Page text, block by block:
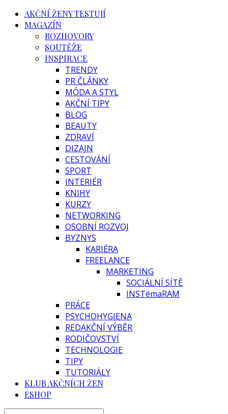
AKČNÍ ŽENY TESTUJÍ
MAGAZÍN
ROZHOVORY
SOUTĚŽE
INSPIRACE
TRENDY
PR ČLÁNKY
MÓDA A STYL
AKČNÍ TIPY
BLOG
BEAUTY
ZDRAVÍ
DIZAJN
CESTOVÁNÍ
SPORT
INTERIÉR
KNIHY
KURZY
NETWORKING
OSOBNÍ ROZVOJ
BYZNYS
KARIÉRA
FREELANCE
MARKETING
SOCIÁLNÍ SÍTĚ
INSTémaRAM
PRÁCE
PSYCHOHYGIENA
REDAKČNÍ VÝBĚR
RODIČOVSTVÍ
TECHNOLOGIE
TIPY
TUTORIÁLY
KLUB AKČNÍCH ŽEN
ESHOP